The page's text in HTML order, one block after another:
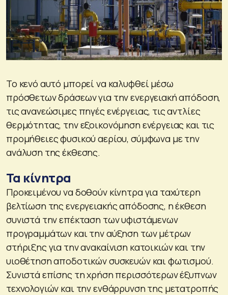
Το κενό αυτό μπορεί να καλυφθεί μέσω
πρόσθετων δράσεων για την ενεργειακή απόδοση,
τις ανανεώσιμες πηγές ενέργειας, τις αντλίες
θερμότητας, την εξοικονόμηση ενέργειας και τις
προμήθειες φυσικού αερίου, σύμφωνα με την
ανάλυση της έκθεσης.
Τα κίνητρα
Προκειμένου να δοθούν κίνητρα για ταχύτερη
βελτίωση της ενεργειακής απόδοσης, η έκθεση
συνιστά την επέκταση των υφιστάμενων
προγραμμάτων και την αύξηση των μέτρων
στήριξης για την ανακαίνιση κατοικιών και την
υιοθέτηση αποδοτικών συσκευών και φωτισμού.
Συνιστά επίσης τη χρήση περισσότερων έξυπνων
τεχνολογιών και την ενθάρρυνση της μετατροπής